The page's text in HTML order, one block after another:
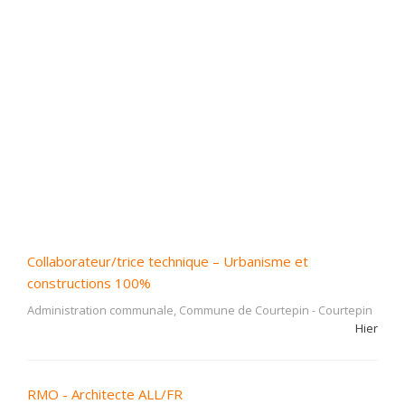
Collaborateur/trice technique – Urbanisme et
constructions 100%
Administration communale, Commune de Courtepin - Courtepin
Hier
RMO - Architecte ALL/FR